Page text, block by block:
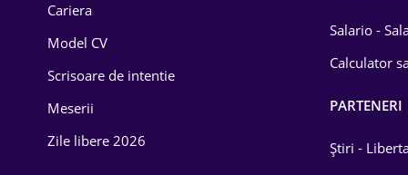
Cariera
Model CV
Scrisoare de intentie
Meserii
Zile libere 2026
Salario -
Calculator
PARTENERI
Știri -